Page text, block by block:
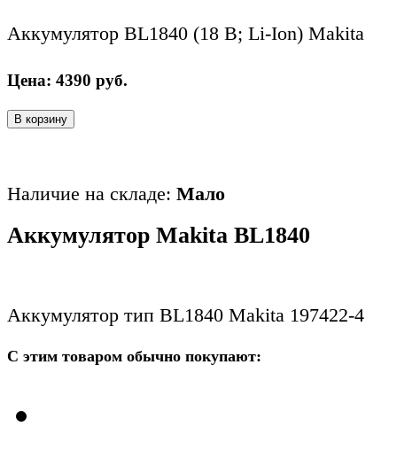
Аккумулятор BL1840 (18 В; Li-Ion) Makita
Цена: 4390 руб.
В корзину
Наличие на складе: Мало
Аккумулятор Makita BL1840
Аккумулятор тип BL1840 Makita 197422-4
С этим товаром обычно покупают: